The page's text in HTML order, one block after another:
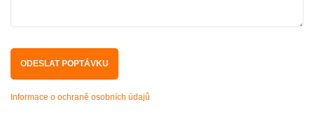
Informace o ochraně osobních údajů